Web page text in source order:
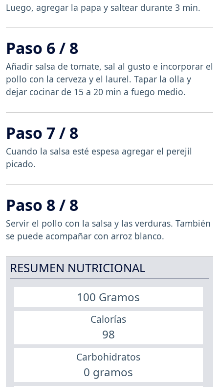
Luego, agregar la papa y saltear durante 3 min.
Paso 6 / 8
Añadir salsa de tomate, sal al gusto e incorporar el
pollo con la cerveza y el laurel. Tapar la olla y
dejar cocinar de 15 a 20 min a fuego medio.
Paso 7 / 8
Cuando la salsa esté espesa agregar el perejil
picado.
Paso 8 / 8
Servir el pollo con la salsa y las verduras. También
se puede acompañar con arroz blanco.
RESUMEN NUTRICIONAL
100 Gramos
Calorías
98
Carbohidratos
0 gramos